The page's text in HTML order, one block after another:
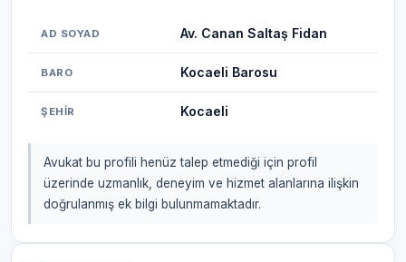
AD SOYAD Av. Canan Saltaş Fidan
BARO Kocaeli Barosu
ŞEHIR Kocaeli
Avukat bu profili henüz talep etmediği için profil
üzerinde uzmanlık, deneyim ve hizmet alanlarına ilişkin
doğrulanmış ek bilgi bulunmamaktadır.